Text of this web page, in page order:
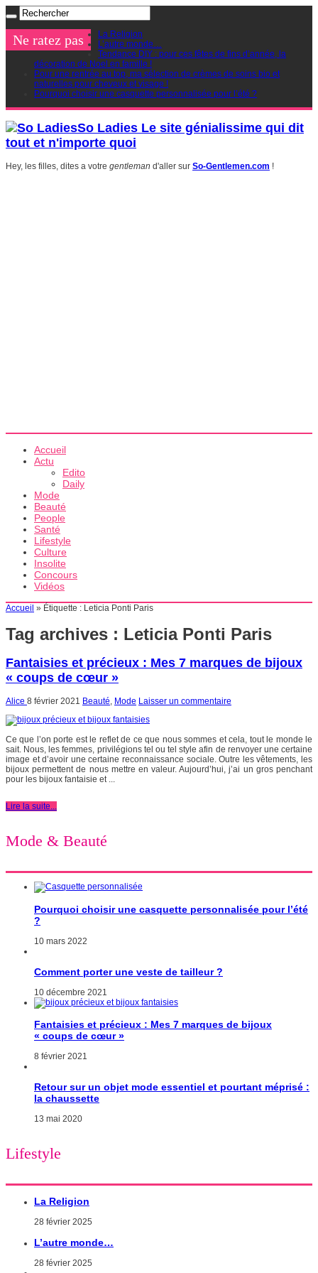
Ne ratez pas
La Religion
L’autre monde…
Tendance DIY : pour ces fêtes de fins d’année, la
décoration de Noel en famille !
Pour une rentrée au top, ma sélection de crèmes de soins bio et
naturelles pour cheveux et visage !
Pourquoi choisir une casquette personnalisée pour l’été ?
So Ladies Le site génialissime qui dit
tout et n'importe quoi
Hey, les filles, dites a votre gentleman d'aller sur So-Gentlemen.com !
Accueil
Actu
Edito
Daily
Mode
Beauté
People
Santé
Lifestyle
Culture
Insolite
Concours
Vidéos
Accueil » Étiquette : Leticia Ponti Paris
Tag archives : Leticia Ponti Paris
Fantaisies et précieux : Mes 7 marques de bijoux
« coups de cœur »
Alice 8 février 2021 Beauté, Mode Laisser un commentaire
Ce que l’on porte est le reflet de ce que nous sommes et cela, tout le monde le
sait. Nous, les femmes, privilégions tel ou tel style afin de renvoyer une certaine
image et d’avoir une certaine reconnaissance sociale. Outre les vêtements, les
bijoux permettent de nous mettre en valeur. Aujourd’hui, j’ai un gros penchant
pour les bijoux fantaisie et ...
Lire la suite...
Mode & Beauté
Pourquoi choisir une casquette personnalisée pour l’été
?
10 mars 2022
Comment porter une veste de tailleur ?
10 décembre 2021
Fantaisies et précieux : Mes 7 marques de bijoux
« coups de cœur »
8 février 2021
Retour sur un objet mode essentiel et pourtant méprisé :
la chaussette
13 mai 2020
Lifestyle
La Religion
28 février 2025
L’autre monde…
28 février 2025